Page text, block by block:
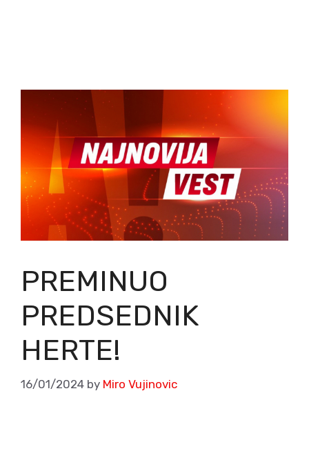
PREMINUO
PREDSEDNIK
HERTE!
16/01/2024 by Miro Vujinovic